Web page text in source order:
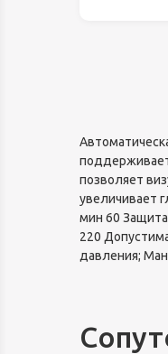
позволяет
увеличивает
мин 60
220
давления;